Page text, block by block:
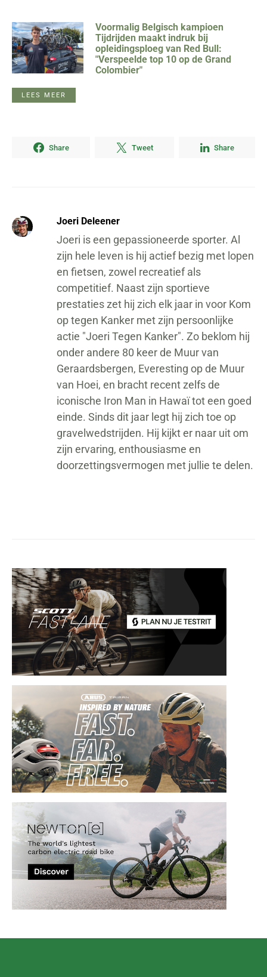
Voormalig Belgisch kampioen
Tijdrijden maakt indruk bij
opleidingsploeg van Red Bull:
"Verspeelde top 10 op de Grand
Colombier"
LEES MEER
Share Tweet Share
Joeri Deleener
Joeri is een gepassioneerde sporter. Al
zijn hele leven is hij actief bezig met lopen
en fietsen, zowel recreatief als
competitief. Naast zijn sportieve
prestaties zet hij zich elk jaar in voor Kom
op tegen Kanker met zijn persoonlijke
actie "Joeri Tegen Kanker". Zo beklom hij
onder andere 80 keer de Muur van
Geraardsbergen, Everesting op de Muur
van Hoei, en bracht recent zelfs de
iconische Iron Man in Hawaï tot een goed
einde. Sinds dit jaar legt hij zich toe op
gravelwedstrijden. Hij kijkt er naar uit om
zijn ervaring, enthousiasme en
doorzettingsvermogen met jullie te delen.